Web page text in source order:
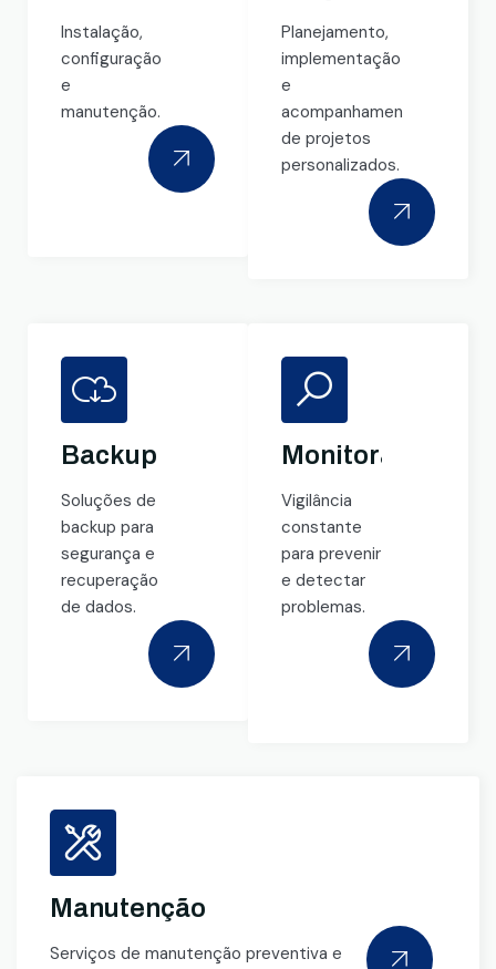
Instalação,
configuração
e
manutenção.
Planejamento,
implementação
e
acompanhamento
de projetos
personalizados.
Backup
Soluções de
backup para
segurança e
recuperação
de dados.
Monitoramento
Vigilância
constante
para prevenir
e detectar
problemas.
Manutenção
Serviços de manutenção preventiva e